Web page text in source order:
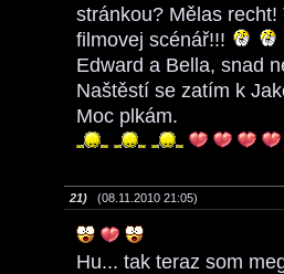
stránkou? Mělas
filmovej scénář!!!
Edward a Bella, snad
Naštěstí se zatím k
Moc plkám.
21) (08.11.2010 21:05)
Hu... tak teraz som